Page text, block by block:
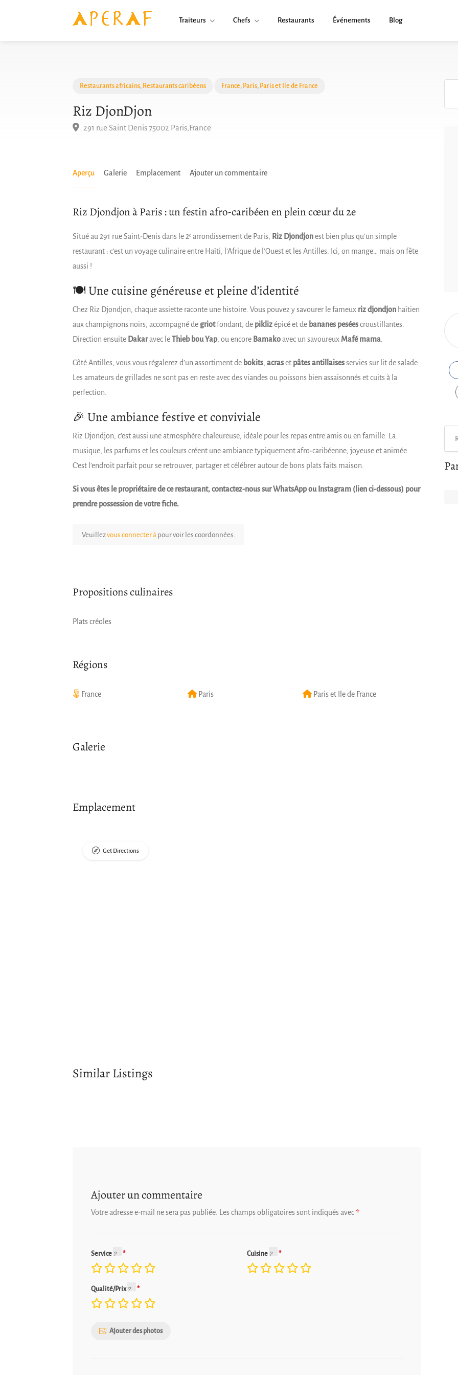
Traiteurs Chefs Restaurants Événements Blog
Restaurants africains, Restaurants caribéens France, Paris, Paris et Ile de France
Riz DjonDjon
291 rue Saint Denis 75002 Paris,France
Aperçu Galerie Emplacement Ajouter un commentaire
Riz Djondjon à Paris : un festin afro-caribéen en plein cœur du 2e
Situé au 291 rue Saint-Denis dans le 2ᵉ arrondissement de Paris, Riz Djondjonest bien plus qu’un simple
restaurant : c’est un voyage culinaire entre Haïti, l’Afrique de l’Ouest et les Antilles. Ici, on mange… mais on fête
aussi !
🍽️ Une cuisine généreuse et pleine d’identité
Chez Riz Djondjon, chaque assiette raconte une histoire. Vous pouvez y savourer le fameux riz djondjon haïtien
aux champignons noirs, accompagné de griotfondant, de piklizépicé et de bananes peséescroustillantes.
Direction ensuite Dakaravec leThieb bou Yap, ou encore Bamakoavec un savoureux Mafé mama
Côté Antilles, vous vous régalerez d’un assortiment de bokits acraset pâtes antillaisesservies sur lit de salade.
Les amateurs de grillades ne sont pas en reste avec des viandes ou poissons bien assaisonnés et cuits à la
perfection.
🎉 Une ambiance festive et conviviale
Riz Djondjon, c’est aussi une atmosphère chaleureuse, idéale pour les repas entre amis ou en famille. La
musique, les parfums et les couleurs créent une ambiance typiquement afro-caribéenne, joyeuse et animée.
C’est l’endroit parfait pour se retrouver, partager et célébrer autour de bons plats faits maison.
Si vous êtes le propriétaire de ce restaurant, contactez-nous sur WhatsApp ou Instagram (lien ci-dessous) pour
prendre possession de votre fiche.
Veuillezvous connecter à pour voir les coordonnées.
Propositions culinaires
Plats créoles
Régions
France Paris Paris et Ile de France
Galerie
Emplacement
Get Directions
Similar Listings
Ajouter un commentaire
Votre adresse e-mail ne sera pas publiée. Les champs obligatoires sont indiqués avec*
Service Cuisine
Qualité/Prix
Ajouter des photos